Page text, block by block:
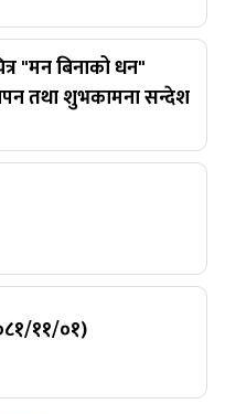
"मन बिनाको धन"
तथा शुभकामना सन्देश
११/०१)